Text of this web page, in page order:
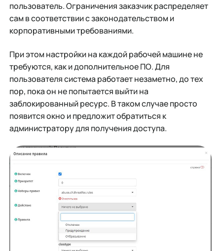
пользователь. Ограничения заказчик распределяет
сам в соответствии с законодательством и
корпоративными требованиями.
При этом настройки на каждой рабочей машине не
требуются, как и дополнительное ПО. Для
пользователя система работает незаметно, до тех
пор, пока он не попытается выйти на
заблокированный ресурс. В таком случае просто
появится окно и предложит обратиться к
администратору для получения доступа.